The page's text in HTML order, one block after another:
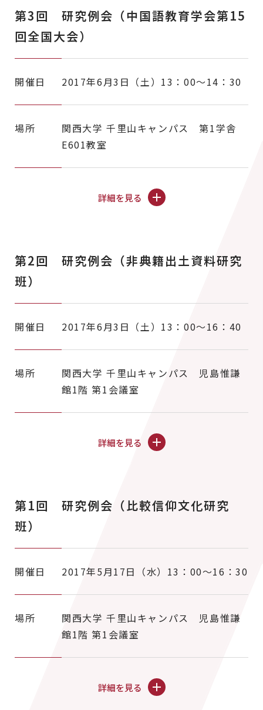
第3回 研究例会（中国語教育学会第15
回全国大会）
開催日 2017年6月3日（土）13：00～14：30
場所
関西大学 千里山キャンパス 第1学舎
E601教室
詳細を見る
第2回 研究例会（非典籍出土資料研究
班）
開催日 2017年6月3日（土）13：00～16：40
場所
関西大学 千里山キャンパス 児島惟謙
館1階 第1会議室
詳細を見る
第1回 研究例会（比較信仰文化研究
班）
開催日 2017年5月17日（水）13：00～16：30
場所
関西大学 千里山キャンパス 児島惟謙
館1階 第1会議室
詳細を見る